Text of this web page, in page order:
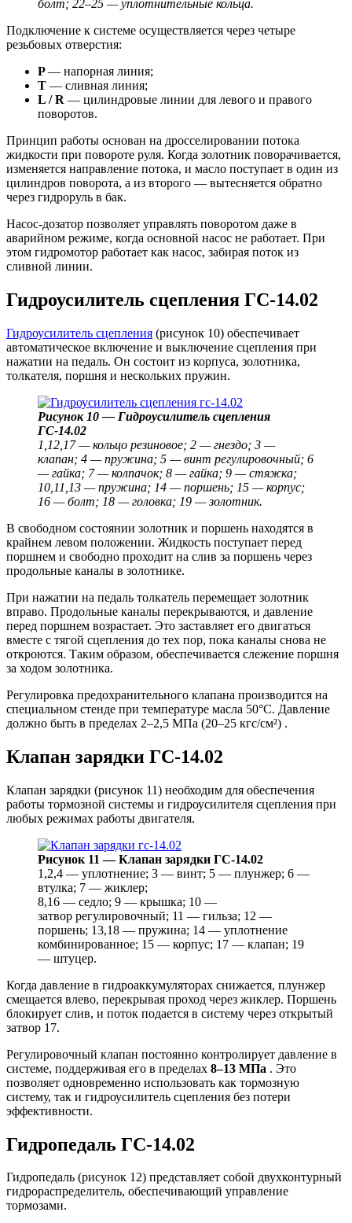
болт; 22–25 — уплотнительные кольца.
Подключение к системе осуществляется через четыре
резьбовых отверстия:
P— напорная линия;
T — сливная линия;
L / R — цилиндровые линии для левого и правого
поворотов.
Принцип работы основан на дросселировании потока
жидкости при повороте руля. Когда золотник поворачивается,
изменяется направление потока, и масло поступает в один из
цилиндров поворота, а из второго — вытесняется обратно
через гидроруль в бак.
Насос-дозатор позволяет управлять поворотом даже в
аварийном режиме, когда основной насос не работает. При
этом гидромотор работает как насос, забирая поток из
сливной линии.
Гидроусилитель сцепления ГС-14.02
Гидроусилитель сцепления (рисунок 10) обеспечивает
автоматическое включение и выключение сцепления при
нажатии на педаль. Он состоит из корпуса, золотника,
толкателя, поршня и нескольких пружин.
Рисунок 10 — Гидроусилитель сцепления
ГС-14.02
1,12,17 — кольцо резиновое; 2 — гнездо; 3 —
клапан; 4 — пружина; 5 — винт регулировочный; 6
— гайка; 7 — колпачок; 8 — гайка; 9 — стяжка;
10,11,13 — пружина; 14 — поршень; 15 — корпус;
16 — болт; 18 — головка; 19 — золотник.
В свободном состоянии золотник и поршень находятся в
крайнем левом положении. Жидкость поступает перед
поршнем и свободно проходит на слив за поршень через
продольные каналы в золотнике.
При нажатии на педаль толкатель перемещает золотник
вправо. Продольные каналы перекрываются, и давление
перед поршнем возрастает. Это заставляет его двигаться
вместе с тягой сцепления до тех пор, пока каналы снова не
откроются. Таким образом, обеспечивается слежение поршня
за ходом золотника.
Регулировка предохранительного клапана производится на
специальном стенде при температуре масла 50°C. Давление
должно быть в пределах 2–2,5 МПа (20–25 кгс/см²) .
Клапан зарядки ГС-14.02
Клапан зарядки (рисунок 11) необходим для обеспечения
работы тормозной системы и гидроусилителя сцепления при
любых режимах работы двигателя.
Рисунок 11 — Клапан зарядки ГС-14.02
1,2,4 — уплотнение; 3 — винт; 5 — плунжер; 6 —
втулка; 7 — жиклер;
8,16 — седло; 9 — крышка; 10 —
затвор регулировочный; 11 — гильза; 12 —
поршень; 13,18 — пружина; 14 — уплотнение
комбинированное; 15 — корпус; 17 — клапан; 19
— штуцер.
Когда давление в гидроаккумуляторах снижается, плунжер
смещается влево, перекрывая проход через жиклер. Поршень
блокирует слив, и поток подается в систему через открытый
затвор 17.
Регулировочный клапан постоянно контролирует давление в
системе, поддерживая его в пределах 8–13 МПа . Это
позволяет одновременно использовать как тормозную
систему, так и гидроусилитель сцепления без потери
эффективности.
Гидропедаль ГС-14.02
Гидропедаль (рисунок 12) представляет собой двухконтурный
гидрораспределитель, обеспечивающий управление
тормозами.